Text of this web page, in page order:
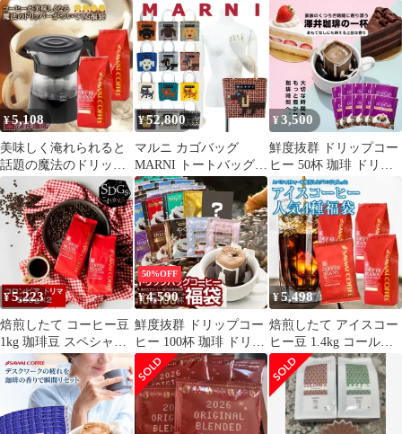
珈琲豆 お試し 100gx2袋
コーヒー 20杯分 飲み比
べ セット やくもブレン
ド スペシャルブレンド
【追跡ゆうメール／同
梱不可】
容量 500gx2袋 中挽き/
豆のまま 100杯分 飲み
比べ セット ファミリー
ブレンド
プパック コーヒー 福袋
ドリップバッグ 福袋 大
容量 50袋 個包装 8g 飲
み比べ セット リッチヨ
ーロピアン
¥5,108
美味しく淹れられると
話題の魔法のドリッパ
ーが入った福袋
¥52,800
マルニ カゴバッグ
MARNI トートバッグ
アニマルバスケット ピ
クニックバッグ マルニ
マーケット ブランド ス
トローバッグ 軽量 かご
バッグ MARNI
FLOWER CAFE
¥3,500
鮮度抜群 ドリップコー
ヒー 50杯 珈琲 ドリッ
プパック コーヒー 福袋
ドリップバッグ 福袋 大
容量 50袋 個包装 8g 飲
み比べ セット アニバー
サリーブレンド
¥5,223
焙煎したて コーヒー豆
1kg 珈琲豆 スペシャリ
ティーコーヒー 福袋 お
試し 500gx2袋 中挽き/
豆のまま 100杯分 セッ
ト サスティナブルなコ
ーヒー コロンビア トリ
50%OFF
¥4,590
鮮度抜群 ドリップコー
ヒー 100杯 珈琲 ドリッ
プパック コーヒー 福袋
ドリップバッグ 福袋 大
容量 個包装 8g 飲み比
べ セット お試し おせ
ち
¥5,498
焙煎したて アイスコー
ヒー豆 1.4kg コールド
ブリュー 珈琲豆 水出し
コーヒー 大容量 140杯
分 飲み比べ セット ア
イスエメラルドマウン
テン アイスブレンド ア